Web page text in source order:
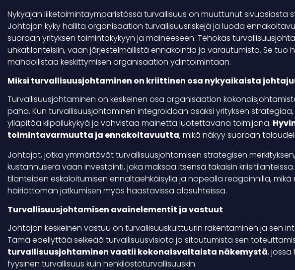
Nykyajan liiketoimintaympäristössä turvallisuus on muuttunut sivuasiasta
Johtajan kyky hallita organisaation turvallisuusriskejä ja luoda
suoraan yrityksen toimintakykyyn ja maineeseen. Tehokas
uhkatilanteisiin, vaan järjestelmällistä ennakointia ja varautumista. Se
mahdollistaa keskittymisen organisaation ydintoimintaan.
Miksi turvallisuusjohtaminen on kriittinen osa nykyaikaista
Turvallisuusjohtaminen on keskeinen osa organisaation
paha. Kun turvallisuusjohtaminen integroidaan osaksi yrityksen
ylläpitää kilpailukykyä ja vahvistaa mainetta luotettavana toimijana.
toimintavarmuutta ja ennakoitavuutta, mikä näkyy suoraan
Johtajat, jotka ymmärtävät turvallisuusjohtamisen strategisen
kustannuserä vaan investointi, joka maksaa itsensä takaisin
tilanteiden eskaloitumisen ennaltaehkäisyllä ja nopealla reagoinnilla,
häiriöttömän jatkumisen myös haastavissa olosuhteissa.
Turvallisuusjohtamisen avainelementit ja vastuut
Johtajan keskeinen vastuu on turvallisuuskulttuurin rakentaminen ja sen
Tämä edellyttää selkeää turvallisuusvisiota ja sitoutumista sen
turvallisuusjohtaminen vaatii kokonaisvaltaista näkemystä, jossa
fyysinen turvallisuus kuin henkilöstöturvallisuuskin.